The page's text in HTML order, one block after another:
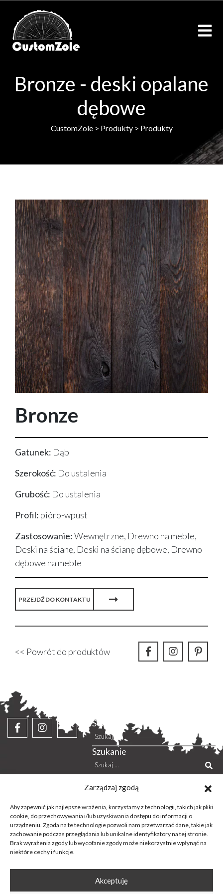
Zarządzaj zgodą
Aby zapewnić jak najlepsze wrażenia, korzystamy z technologii, takich jak pliki
cookie, do przechowywania i/lub uzyskiwania dostępu do informacji o
urządzeniu. Zgoda na te technologie pozwoli nam przetwarzać dane, takie jak
zachowanie podczas przeglądania lub unikalne identyfikatory na tej stronie.
Brak wyrażenia zgody lub wycofanie zgody może niekorzystnie wpłynąć na
niektóre cechy i funkcje.
Akceptuję
Bronze - deski opalane
dębowe
CustomZole> Produkty> Produkty
Bronze
Gatunek: Dąb
Szerokość: Do ustalenia
Grubość: Do ustalenia
Profil: pióro-wpust
Zastosowanie:Wewnętrzne, Drewno na meble,
Deski na ścianę, Deski na ścianę dębowe, Drewno
dębowe na meble
PRZEJDŹ DO KONTAKTU
<< Powrót do produktów
Search
Szukaj:
Szukanie
Deski elewacyjne
Deski na ogrodzenie
Blog
Nowoczesna stodoła
Polityka prywatności